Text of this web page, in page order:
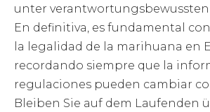
unter verantwortungsbewussten
En definitiva, es fundamental
la legalidad de la marihuana en
recordando siempre que la
regulaciones pueden cambiar
Bleiben Sie auf dem Laufenden